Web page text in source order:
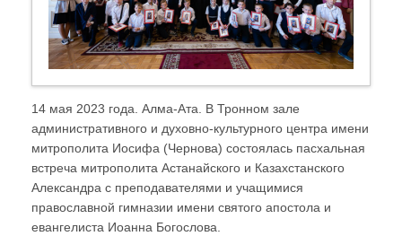
14 мая 2023 года. Алма-Ата. В Тронном зале
административного и духовно-культурного центра имени
митрополита Иосифа (Чернова) состоялась пасхальная
встреча митрополита Астанайского и Казахстанского
Александра с преподавателями и учащимися
православной гимназии имени святого апостола и
евангелиста Иоанна Богослова.